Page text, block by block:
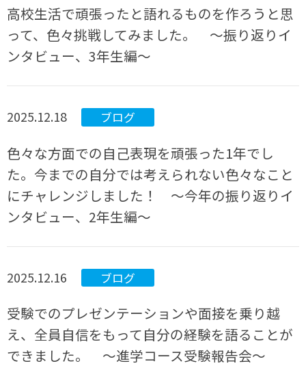
高校生活で頑張ったと語れるものを作ろうと思
って、色々挑戦してみました。 ～振り返りイ
ンタビュー、3年生編～
2025.12.18 ブログ
色々な方面での自己表現を頑張った1年でし
た。今までの自分では考えられない色々なこと
にチャレンジしました！ ～今年の振り返りイ
ンタビュー、2年生編～
2025.12.16 ブログ
受験でのプレゼンテーションや面接を乗り越
え、全員自信をもって自分の経験を語ることが
できました。 ～進学コース受験報告会～